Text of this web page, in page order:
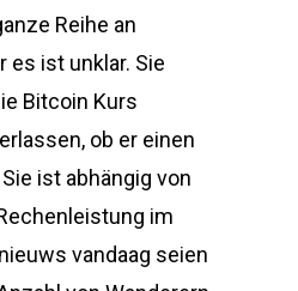
Reihe an
es ist unklar. Sie
Bitcoin Kurs
ob er einen
ist abhängig von
im
vandaag seien